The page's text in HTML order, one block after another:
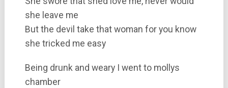
she leave me
But the devil take that woman for you know
she tricked me easy
Being drunk and weary I went to mollys
chamber